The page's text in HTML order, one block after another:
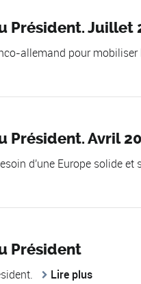
Président. Juillet
allemand pour mobiliser
Président. Avril
d'une Europe solide et
Président
Lire plus